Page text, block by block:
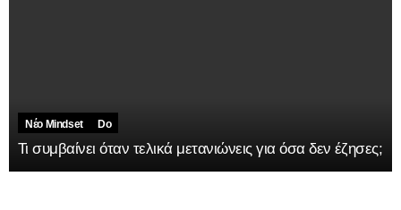
Νέο Mindset Do
Τι συμβαίνει όταν τελικά μετανιώνεις για όσα δεν έζησες;